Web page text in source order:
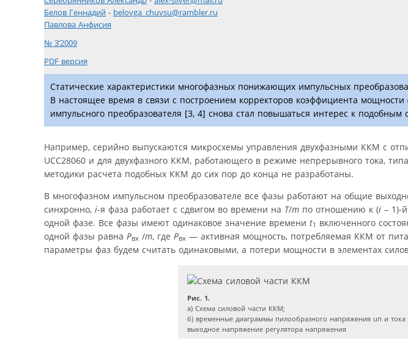
Белов Геннадий - belovga_chuvsu@rambler.ru
Павлова Анфисия
№ 3’2009
PDF версия
Статические характеристики многофазных понижающих импульсных
В настоящее время в связи с построением корректоров коэффициента
импульсного преобразователя [3, 4] снова стал повышаться интерес к подобным
Например, серийно выпускаются микросхемы управления двухфазными ККМ с
UCC28060 и для двухфазного ККМ, работающего в режиме непрерывного тока,
методики расчета подобных ККМ до сих пор до конца не разработаны.
В многофазном импульсном преобразователе все фазы работают на общие
синхронно, i-я фаза работает с сдвигом во времени на T/m по отношению к (i – 1)-
одной фазе. Все фазы имеют одинаковое значение времени t1 включенного
одной фазы равна Pвх /m, где Pвх — активная мощность, потребляемая ККМ от
параметры фаз будем считать одинаковыми, а потери мощности в элементах
Рис. 1.
а) Схема силовой части ККМ;
б) временные диаграммы пилообразного напряжения uп и
выходное напряжение регулятора напряжения